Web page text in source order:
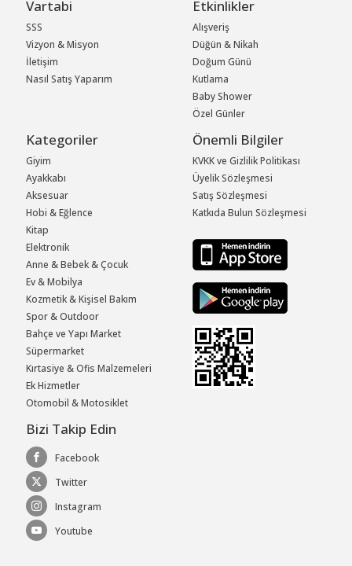
Vartabi
SSS
Vizyon & Misyon
İletişim
Nasıl Satış Yaparım
Etkinlikler
Alışveriş
Düğün & Nikah
Doğum Günü
Kutlama
Baby Shower
Özel Günler
Kategoriler
Giyim
Ayakkabı
Aksesuar
Hobi & Eğlence
Kitap
Elektronik
Anne & Bebek & Çocuk
Ev & Mobilya
Kozmetik & Kişisel Bakım
Spor & Outdoor
Bahçe ve Yapı Market
Süpermarket
Kırtasiye & Ofis Malzemeleri
Ek Hizmetler
Otomobil & Motosiklet
Önemli Bilgiler
KVKK ve Gizlilik Politikası
Üyelik Sözleşmesi
Satış Sözleşmesi
Katkıda Bulun Sözleşmesi
Bizi Takip Edin
Facebook
Twitter
Instagram
Youtube